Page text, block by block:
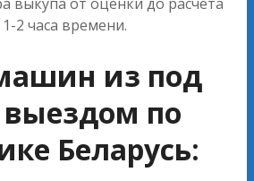
2 часа времени.
из под
выездом по
Беларусь: